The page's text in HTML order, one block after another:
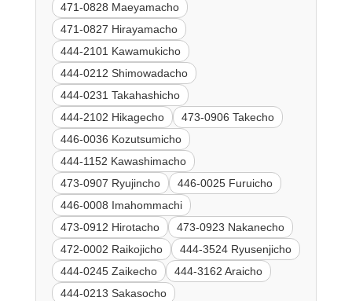
471-0828 Maeyamacho
471-0827 Hirayamacho
444-2101 Kawamukicho
444-0212 Shimowadacho
444-0231 Takahashicho
444-2102 Hikagecho
473-0906 Takecho
446-0036 Kozutsumicho
444-1152 Kawashimacho
473-0907 Ryujincho
446-0025 Furuicho
446-0008 Imahommachi
473-0912 Hirotacho
473-0923 Nakanecho
472-0002 Raikojicho
444-3524 Ryusenjicho
444-0245 Zaikecho
444-3162 Araicho
444-0213 Sakasocho